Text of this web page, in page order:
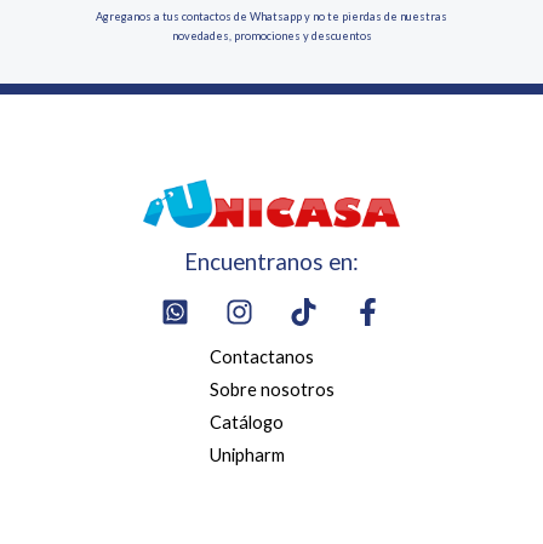
Agreganos a tus contactos de Whatsapp y no te pierdas de nuestras
novedades, promociones y descuentos
Encuentranos en:
Contactanos
Sobre nosotros
Catálogo
Unipharm